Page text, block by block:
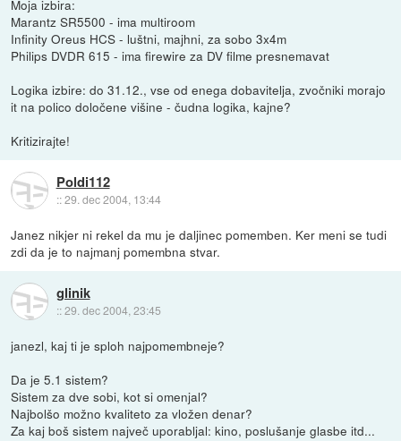
Moja izbira:
Marantz SR5500 - ima multiroom
Infinity Oreus HCS - luštni, majhni, za sobo 3x4m
Philips DVDR 615 - ima firewire za DV filme presnemavat
Logika izbire: do 31.12., vse od enega dobavitelja, zvočniki morajo
it na polico določene višine - čudna logika, kajne?
Kritizirajte!
Poldi112
::29. dec 2004, 13:44
Janez nikjer ni rekel da mu je daljinec pomemben. Ker meni se tudi
zdi da je to najmanj pomembna stvar.
glinik
::29. dec 2004, 23:45
janezl, kaj ti je sploh najpomembneje?
Da je 5.1 sistem?
Sistem za dve sobi, kot si omenjal?
Najbolšo možno kvaliteto za vložen denar?
Za kaj boš sistem največ uporabljal: kino, poslušanje glasbe itd...